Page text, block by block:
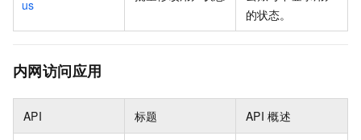
us
的状态。
内网访问应用
API 标题 API 概述